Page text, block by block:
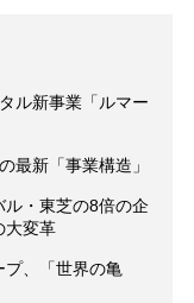
ル新事業「ルマー
最新「事業構造」
ル・東芝の8倍の企
大変革
プ、「世界の亀